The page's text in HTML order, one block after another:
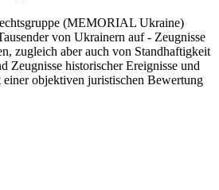
(MEMORIAL Ukraine)
von Ukrainern auf - Zeugnisse
zugleich aber auch von Standhaftigkeit
Zeugnisse historischer Ereignisse und
einer objektiven juristischen Bewertung